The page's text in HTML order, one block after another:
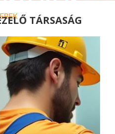
> FESTMÉNYEK
TÁRSASÁG